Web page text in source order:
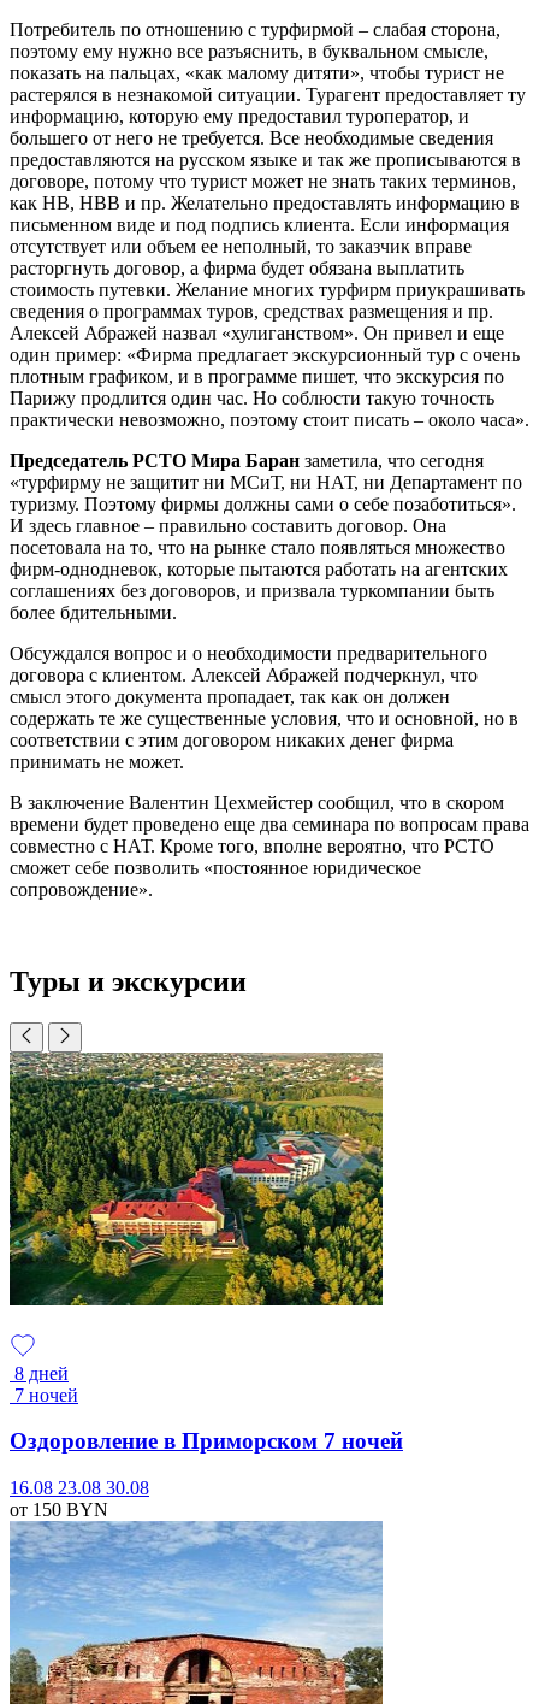
Потребитель по отношению с турфирмой – слабая сторона,
поэтому ему нужно все разъяснить, в буквальном смысле,
показать на пальцах, «как малому дитяти», чтобы турист не
растерялся в незнакомой ситуации. Турагент предоставляет ту
информацию, которую ему предоставил туроператор, и
большего от него не требуется. Все необходимые сведения
предоставляются на русском языке и так же прописываются в
договоре, потому что турист может не знать таких терминов,
как HB, HBB и пр. Желательно предоставлять информацию в
письменном виде и под подпись клиента. Если информация
отсутствует или объем ее неполный, то заказчик вправе
расторгнуть договор, а фирма будет обязана выплатить
стоимость путевки. Желание многих турфирм приукрашивать
сведения о программах туров, средствах размещения и пр.
Алексей Абражей назвал «хулиганством». Он привел и еще
один пример: «Фирма предлагает экскурсионный тур с очень
плотным графиком, и в программе пишет, что экскурсия по
Парижу продлится один час. Но соблюсти такую точность
практически невозможно, поэтому стоит писать – около часа».
Председатель РСТО Мира Баран заметила, что сегодня
«турфирму не защитит ни МСиТ, ни НАТ, ни Департамент по
туризму. Поэтому фирмы должны сами о себе позаботиться».
И здесь главное – правильно составить договор. Она
посетовала на то, что на рынке стало появляться множество
фирм-однодневок, которые пытаются работать на агентских
соглашениях без договоров, и призвала туркомпании быть
более бдительными.
Обсуждался вопрос и о необходимости предварительного
договора с клиентом. Алексей Абражей подчеркнул, что
смысл этого документа пропадает, так как он должен
содержать те же существенные условия, что и основной, но в
соответствии с этим договором никаких денег фирма
принимать не может.
В заключение Валентин Цехмейстер сообщил, что в скором
времени будет проведено еще два семинара по вопросам права
совместно с НАТ. Кроме того, вполне вероятно, что РСТО
сможет себе позволить «постоянное юридическое
сопровождение».
Туры и экскурсии
8 дней
7 ночей
Оздоровление в Приморском 7 ночей
16.08 23.08 30.08
от 150 BYN